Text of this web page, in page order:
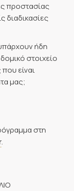
προστασίας
διαδικασίες
ήδη
στοιχείο
είναι
μας;
στη
.